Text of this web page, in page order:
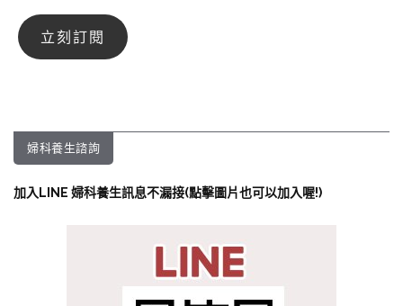
婦科養生諮詢
加入LINE 婦科養生訊息不漏接(點擊圖片也可以加入喔!)